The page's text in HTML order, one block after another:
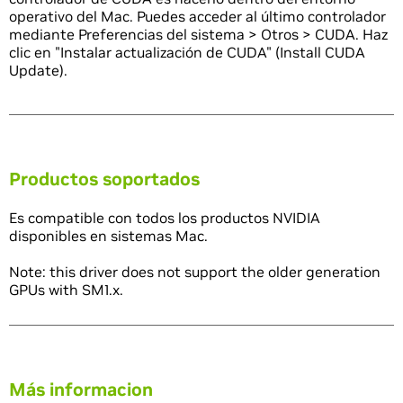
operativo del Mac. Puedes acceder al último controlador
mediante Preferencias del sistema > Otros > CUDA. Haz
clic en "Instalar actualización de CUDA" (Install CUDA
Update).
Productos soportados
Es compatible con todos los productos NVIDIA
disponibles en sistemas Mac.
Note: this driver does not support the older generation
GPUs with SM1.x.
Más informacion